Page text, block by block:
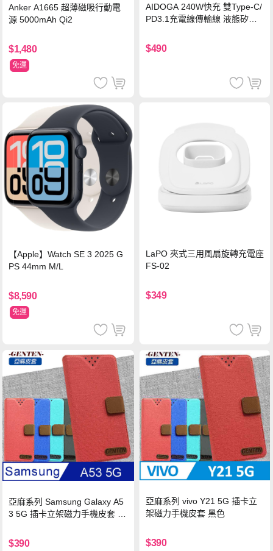
Anker A1665 超薄磁吸行動電
源 5000mAh Qi2
$1,480
免運
AIDOGA 240W快充 雙Type-C/
PD3.1充電線傳輸線 液態矽膠
機/平板/筆電
$490
【Apple】Watch SE 3 2025 G
PS 44mm M/L
$8,590
免運
LaPO 夾式三用風扇旋轉充電座
FS-02
$349
亞麻系列 Samsung Galaxy A5
3 5G 插卡立架磁力手機皮套 藍
$390
亞麻系列 vivo Y21 5G 插卡立
架磁力手機皮套 黑色
$390